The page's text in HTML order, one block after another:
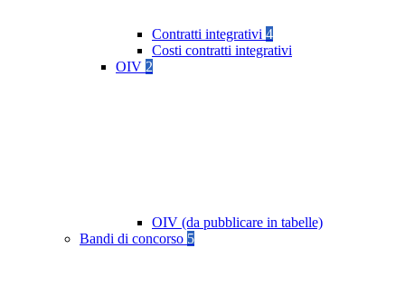
Contratti integrativi 4
Costi contratti integrativi
OIV 2
OIV (da pubblicare in tabelle)
Bandi di concorso 5